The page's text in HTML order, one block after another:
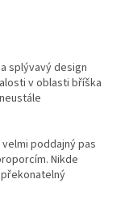
splývavý design
v oblasti bříška
poddajný pas
Nikde